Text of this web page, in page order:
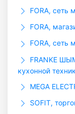
FORA, сеть
FORA,
FORA, сеть
FRANKE
кухонной
MEGA
SOFIT,